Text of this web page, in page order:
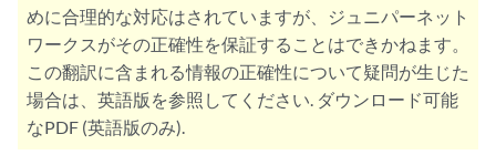
めに合理的な対応はされていますが、ジュニパーネット
ワークスがその正確性を保証することはできかねます。
この翻訳に含まれる情報の正確性について疑問が生じた
場合は、英語版を参照してください. ダウンロード可能
なPDF (英語版のみ).